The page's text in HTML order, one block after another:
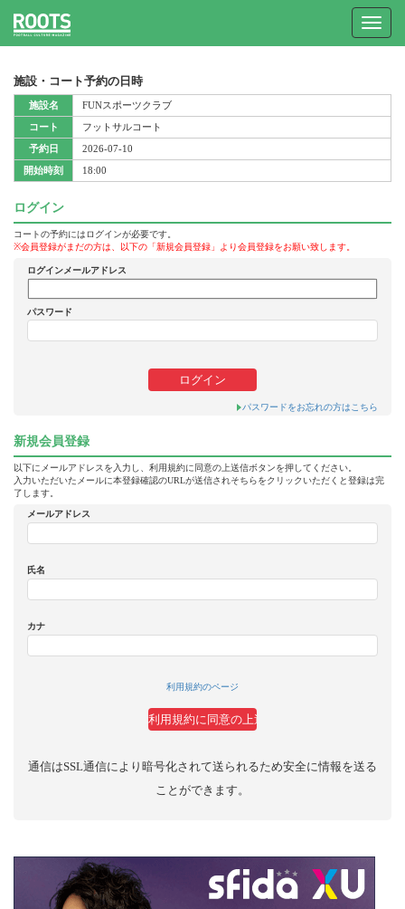
Toggle
施設・コート予約の日時
施設名
コート
予約日
開始時刻
FUNスポーツクラブ
フットサルコート
2026-07-10
18:00
ログイン
コートの予約にはログインが必要です。
※会員登録がまだの方は、以下の「新規会員登録」より会員登録をお願い致します。
ログインメールアドレス
パスワード
パスワードをお忘れの方はこちら
新規会員登録
以下にメールアドレスを入力し、利用規約に同意の上送信ボタンを押してください。
入力いただいたメールに本登録確認のURLが送信されそちらをクリックいただくと登録は完
了します。
メールアドレス
氏名
カナ
利用規約のページ
通信はSSL通信により暗号化されて送られるため安全に情報を送る
ことができます。